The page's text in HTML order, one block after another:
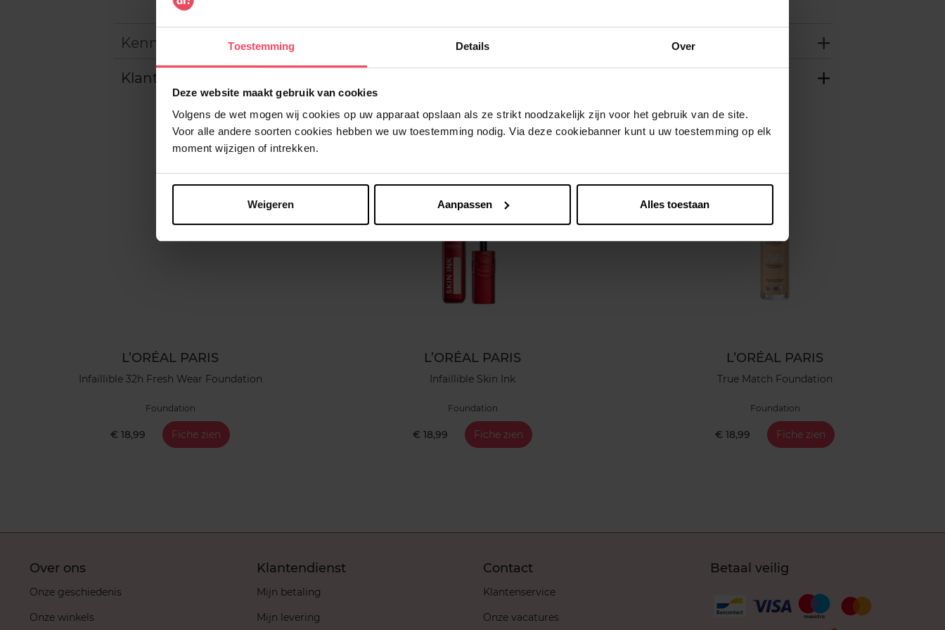
Toestemming Details Over
Deze website maakt gebruik van cookies
Volgens de wet mogen wij cookies op uw apparaat opslaan als ze strikt noodzakelijk zijn voor het gebruik van de site.
Voor alle andere soorten cookies hebben we uw toestemming nodig. Via deze cookiebanner kunt u uw toestemming op elk
moment wijzigen of intrekken.
Weigeren Aanpassen Alles toestaan
Kenmerken
Klantereview
Nog iets vergeten ?
L’ORÉAL PARIS
Infaillible 32h Fresh Wear Foundation
Foundation
€ 18,99 Fiche zien
L’ORÉAL PARIS
Infaillible Skin Ink
Foundation
€ 18,99 Fiche zien
L’ORÉAL PARIS
True Match Foundation
Foundation
€ 18,99 Fiche zien
Over ons
Onze geschiedenis
Onze winkels
Klantendienst
Mijn betaling
Mijn levering
Contact
Klantenservice
Onze vacatures
Betaal veilig